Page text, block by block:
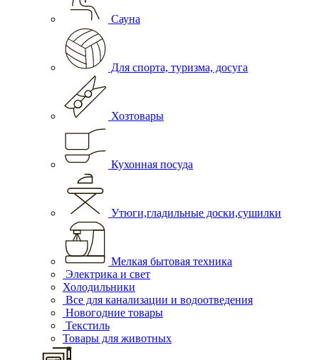
Сауна
Для спорта, туризма, досуга
Хозтовары
Кухонная посуда
Утюги,гладильные доски,сушилки
Мелкая бытовая техника
Электрика и свет
Холодильники
Все для канализации и водоотведения
Новогодние товары
Текстиль
Товары для животных